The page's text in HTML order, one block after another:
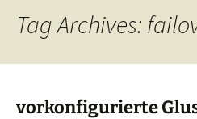
Tag Archives:
vorkonfigurierte